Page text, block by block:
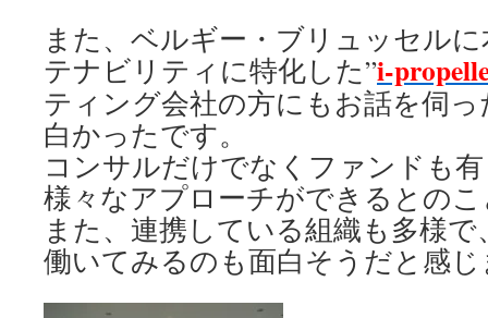
また、ベルギー・ブリュッセル
テナビリティに特化した”i-
ティング会社の方にもお話を伺
白かったです。
コンサルだけでなくファンドも
様々なアプローチができるとの
また、連携している組織も多様
働いてみるのも面白そうだと感